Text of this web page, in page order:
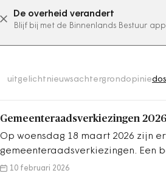
De overheid verandert
Blijf bij met de Binnenlands Bestuur app
abonneer nu
uitgelicht nieuwsachtergrondopinie
Gemeenteraadsverkiezingen 2026
Op woensdag 18 maart 2026 zijn
gemeenteraadsverkiezingen. Een
omdat inwoners kunnen kiezen wie
10 februari 2026